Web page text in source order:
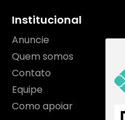
Institucional
Anuncie
Quem somos
Contato
Equipe
Como apoiar